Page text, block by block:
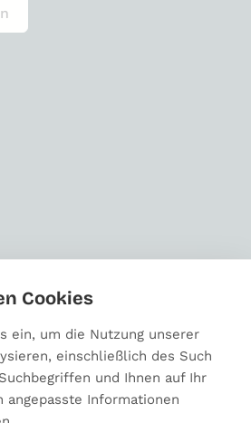
Cookies
ein, um die Nutzung unserer
einschließlich des Such
und Ihnen auf Ihr
angepasste Informationen